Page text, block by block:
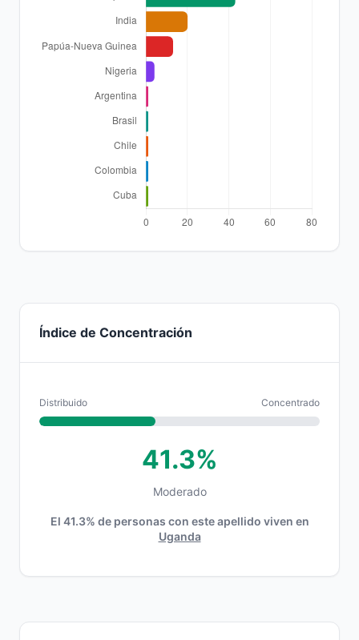
Índice de Concentración
Distribuido Concentrado
41.3%
Moderado
El 41.3% de personas con este apellido viven en
Uganda